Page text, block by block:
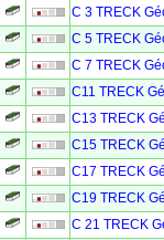
C 3 TRECK
C 5 TRECK
C 7 TRECK
C11 TRECK
C13 TRECK
C15 TRECK
C17 TRECK
C19 TRECK
C 21 TRECK